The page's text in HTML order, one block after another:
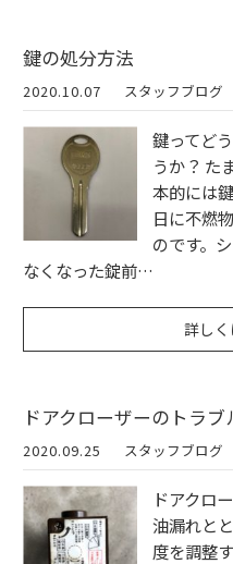
鍵の処分方法
2020.10.07 スタッフブログ
鍵ってど
うか？ た
本的には
日に不燃
のです。
なくなった錠前…
詳し
ドアクローザーのトラブ
2020.09.25 スタッフブログ
ドアクロ
油漏れと
度を調整